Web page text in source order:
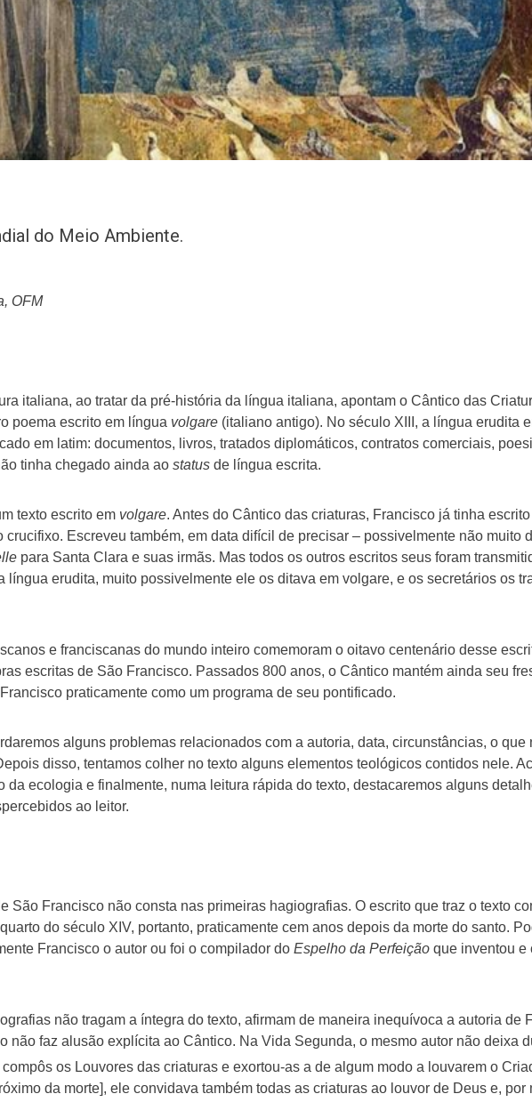
do Meio Ambiente.
OFM
italiana, ao tratar da pré-história da língua italiana, apontam o Cântico das
poema escrito em língua volgare (italiano antigo). No século XIII, a língua erudita
em latim: documentos, livros, tratados diplomáticos, contratos comerciais,
tinha chegado ainda ao status de língua escrita.
texto escrito em volgare. Antes do Cântico das criaturas, Francisco já tinha
crucifixo. Escreveu também, em data difícil de precisar – possivelmente não muito
para Santa Clara e suas irmãs. Mas todos os outros escritos seus foram
língua erudita, muito possivelmente ele os ditava em volgare, e os secretários os
e franciscanas do mundo inteiro comemoram o oitavo centenário desse
escritas de São Francisco. Passados 800 anos, o Cântico mantém ainda seu
praticamente como um programa de seu pontificado.
alguns problemas relacionados com a autoria, data, circunstâncias, o que
disso, tentamos colher no texto alguns elementos teológicos contidos nele.
da ecologia e finalmente, numa leitura rápida do texto, destacaremos alguns
ao leitor.
São Francisco não consta nas primeiras hagiografias. O escrito que traz o texto
do século XIV, portanto, praticamente cem anos depois da morte do santo.
Francisco o autor ou foi o compilador do Espelho da Perfeição que inventou e
não tragam a íntegra do texto, afirmam de maneira inequívoca a autoria de
não faz alusão explícita ao Cântico. Na Vida Segunda, o mesmo autor não deixa
os Louvores das criaturas e exortou-as a de algum modo a louvarem o
da morte], ele convidava também todas as criaturas ao louvor de Deus e,